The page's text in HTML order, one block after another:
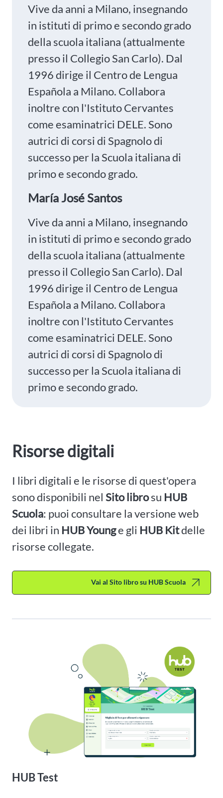
Vive da anni a Milano, insegnando
in istituti di primo e secondo grado
della scuola italiana (attualmente
presso il Collegio San Carlo). Dal
1996 dirige il Centro de Lengua
Española a Milano. Collabora
inoltre con l'Istituto Cervantes
come esaminatrici DELE. Sono
autrici di corsi di Spagnolo di
successo per la Scuola italiana di
primo e secondo grado.
María José Santos
Vive da anni a Milano, insegnando
in istituti di primo e secondo grado
della scuola italiana (attualmente
presso il Collegio San Carlo). Dal
1996 dirige il Centro de Lengua
Española a Milano. Collabora
inoltre con l'Istituto Cervantes
come esaminatrici DELE. Sono
autrici di corsi di Spagnolo di
successo per la Scuola italiana di
primo e secondo grado.
Risorse digitali
I libri digitali e le risorse di quest'opera
sono disponibili nel Sito librosu HUB
Scuola: puoi consultare la versione web
dei libri in HUB Younge gli HUB Kitdelle
risorse collegate.
Vai al Sito libro su HUB Scuola
HUB Test